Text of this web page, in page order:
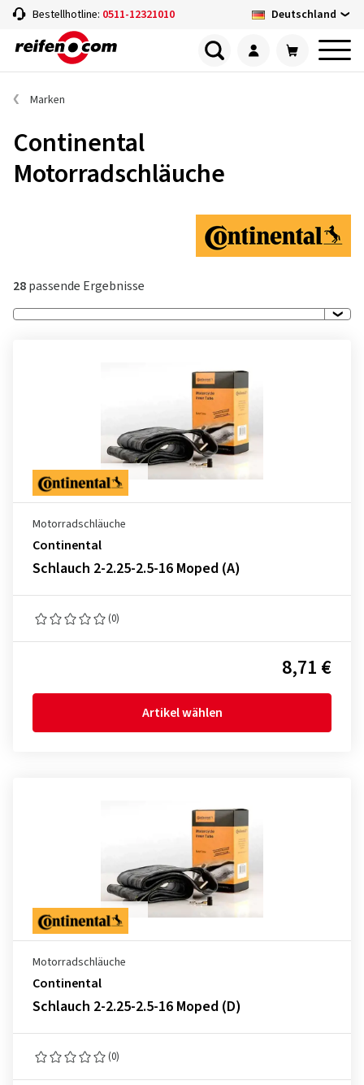
Bestellhotline: 0511-12321010 Deutschland
Marken
Continental
Motorradschläuche
28passende Ergebnisse
Motorradschläuche
Continental
Schlauch 2-2.25-2.5-16 Moped (A)
(0)
8,71 €
Artikel wählen
Motorradschläuche
Continental
Schlauch 2-2.25-2.5-16 Moped (D)
(0)